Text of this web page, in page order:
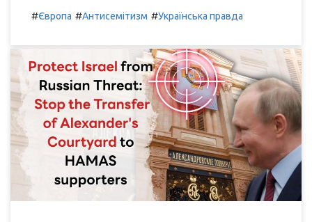
#Європа #Антисемітизм #Українська правда